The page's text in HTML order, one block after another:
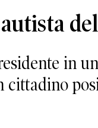
in
cittadino